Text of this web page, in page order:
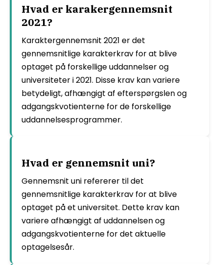
Hvad er karakergennemsnit
2021?
Karaktergennemsnit 2021 er det
gennemsnitlige karakterkrav for at blive
optaget på forskellige uddannelser og
universiteter i 2021. Disse krav kan variere
betydeligt, afhængigt af efterspørgslen og
adgangskvotienterne for de forskellige
uddannelsesprogrammer.
Hvad er gennemsnit uni?
Gennemsnit uni refererer til det
gennemsnitlige karakterkrav for at blive
optaget på et universitet. Dette krav kan
variere afhængigt af uddannelsen og
adgangskvotienterne for det aktuelle
optagelsesår.